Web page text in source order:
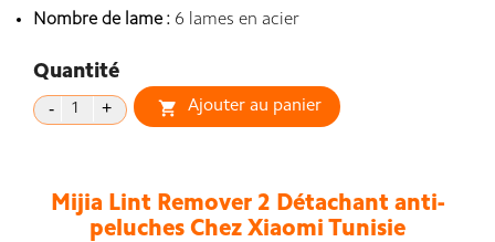
Nombre de lame : 6 lames en acier
Quantité
 Ajouter au panier
Mijia Lint Remover 2 Détachant anti-
peluches Chez Xiaomi Tunisie